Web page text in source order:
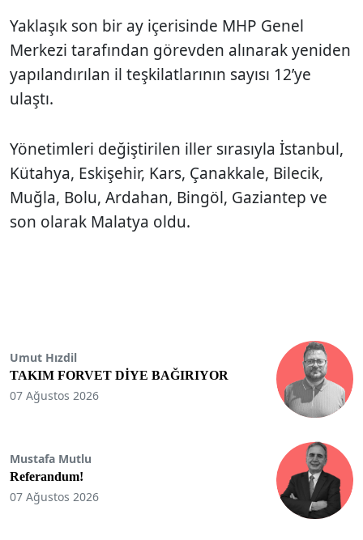
Yaklaşık son bir ay içerisinde MHP Genel
Merkezi tarafından görevden alınarak yeniden
yapılandırılan il teşkilatlarının sayısı 12’ye
ulaştı.
Yönetimleri değiştirilen iller sırasıyla İstanbul,
Kütahya, Eskişehir, Kars, Çanakkale, Bilecik,
Muğla, Bolu, Ardahan, Bingöl, Gaziantep ve
son olarak Malatya oldu.
Umut Hızdil
TAKIM FORVET DİYE BAĞIRIYOR
07 Ağustos 2026
Mustafa Mutlu
Referandum!
07 Ağustos 2026